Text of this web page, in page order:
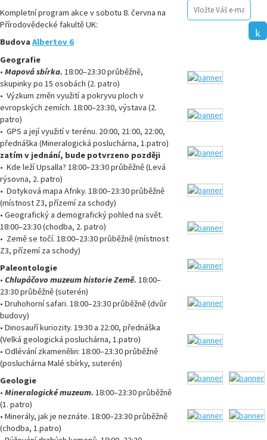
Kompletní program akce v sobotu 8. června na
Přírodovědecké fakultě UK:
BudovaAlbertov 6
Geografie
• Mapová sbírka. 18:00–23:30 průběžně,
skupinky po 15 osobách (2. patro)
• Výzkum změn využití a pokryvu ploch v
evropských zemích. 18:00–23:30, výstava (2.
patro)
• GPS a její využití v terénu. 20:00, 21:00, 22:00,
přednáška (Mineralogická posluchárna, 1.patro)
zatím v jednání, bude potvrzeno později
• Kde leží Upsalla? 18:00–23:30 průběžně (Levá
rýsovna, 2. patro)
• Dotyková mapa Afriky. 18:00–23:30 průběžně
(místnost Z3, přízemí za schody)
• Geografický a demografický pohled na svět.
18:00–23:30 (chodba, 2. patro)
• Země se točí. 18:00–23:30 průběžně (místnost
Z3, přízemí za schody)
Paleontologie
• Chlupáčovo muzeum historie Země. 18:00–
23:30 průběžně (suterén)
• Druhohorní safari. 18:00–23:30 průběžně (dvůr
budovy)
• Dinosauří kuriozity. 19:30 a 22:00, přednáška
(Velká geologická posluchárna, 1.patro)
• Odlévání zkamenělin: 18:00–23:30 průběžně
(posluchárna Malé sbírky, suterén)
Geologie
• Mineralogické muzeum. 18:00–23:30 průběžně
(1. patro)
• Minerály, jak je neznáte. 18:00–23:30 průběžně
(chodba, 1.patro)